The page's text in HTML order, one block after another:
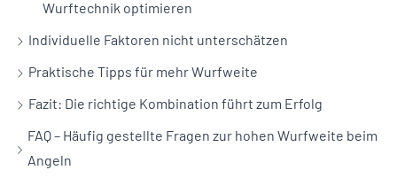
Wurftechnik optimieren
Individuelle Faktoren nicht unterschätzen
Praktische Tipps für mehr Wurfweite
Fazit: Die richtige Kombination führt zum Erfolg
FAQ – Häufig gestellte Fragen zur hohen Wurfweite beim
Angeln